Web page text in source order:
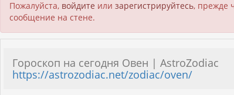
Пожалуйста, войдите илизарегистрируйтесь, прежде
сообщение на стене.
Гороскоп на сегодня Овен | AstroZodiac
https://astrozodiac.net/zodiac/oven/